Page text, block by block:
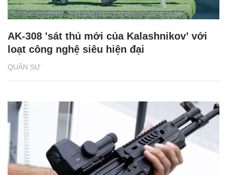
QUÂN SỰ
AK-308 'sát thủ mới của Kalashnikov’ với
loạt công nghệ siêu hiện đại